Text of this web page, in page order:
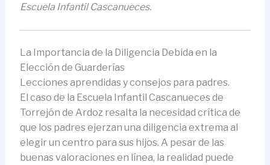
Escuela Infantil Cascanueces.
La Importancia de la Diligencia Debida en la
Elección de Guarderías
Lecciones aprendidas y consejos para padres.
El caso de la Escuela Infantil Cascanueces de
Torrejón de Ardoz resalta la necesidad crítica de
que los padres ejerzan una diligencia extrema al
elegir un centro para sus hijos. A pesar de las
buenas valoraciones en línea, la realidad puede